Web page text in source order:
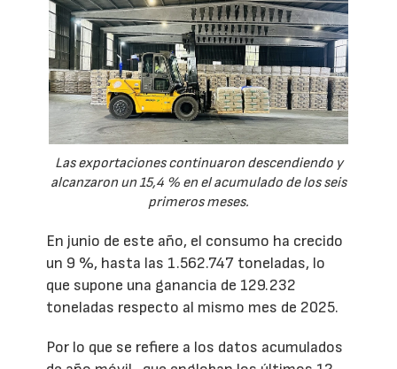
Las exportaciones continuaron descendiendo y
alcanzaron un 15,4 % en el acumulado de los seis
primeros meses.
En junio de este año, el consumo ha crecido
un 9 %, hasta las 1.562.747 toneladas, lo
que supone una ganancia de 129.232
toneladas respecto al mismo mes de 2025.
Por lo que se refiere a los datos acumulados